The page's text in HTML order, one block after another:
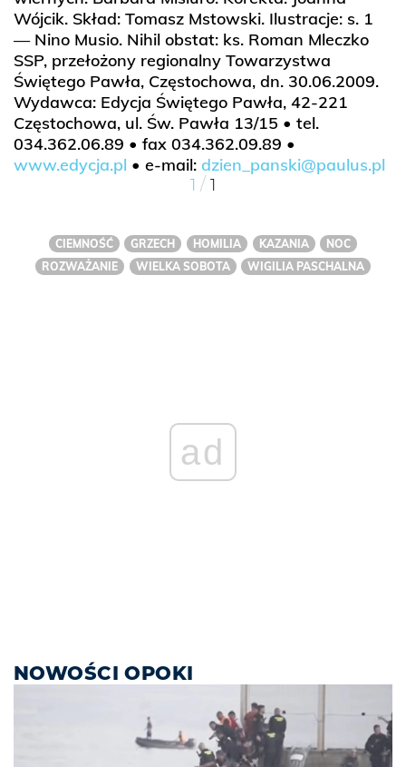
Wójcik. Skład: Tomasz Mstowski. Ilustracje: s. 1
— Nino Musio. Nihil obstat: ks. Roman Mleczko
SSP, przełożony regionalny Towarzystwa
Świętego Pawła, Częstochowa, dn. 30.06.2009.
Wydawca: Edycja Świętego Pawła, 42-221
Częstochowa, ul. Św. Pawła 13/15 • tel.
034.362.06.89 • fax 034.362.09.89 •
www.edycja.pl • e-mail: dzien_panski@paulus.pl
1 / 1
CIEMNOŚĆ GRZECH HOMILIA KAZANIA
NOC
ROZWAŻANIE
WIELKA SOBOTA WIGILIA PASCHALNA
ad
NOWOŚCI OPOKI